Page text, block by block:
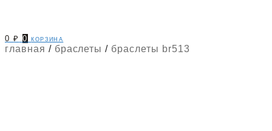
0₽ 0 корзина
главная / браслеты / браслеты br513